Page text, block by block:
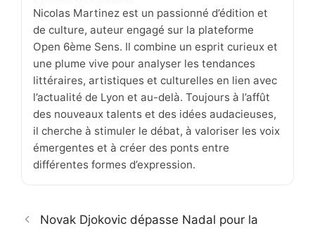
Nicolas Martinez est un passionné d’édition et
de culture, auteur engagé sur la plateforme
Open 6ème Sens. Il combine un esprit curieux et
une plume vive pour analyser les tendances
littéraires, artistiques et culturelles en lien avec
l’actualité de Lyon et au-delà. Toujours à l’affût
des nouveaux talents et des idées audacieuses,
il cherche à stimuler le débat, à valoriser les voix
émergentes et à créer des ponts entre
différentes formes d’expression.
Novak Djokovic dépasse Nadal pour la